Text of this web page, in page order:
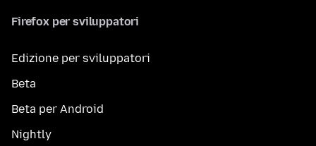
Firefox per sviluppatori
Edizione per sviluppatori
Beta
Beta per Android
Nightly